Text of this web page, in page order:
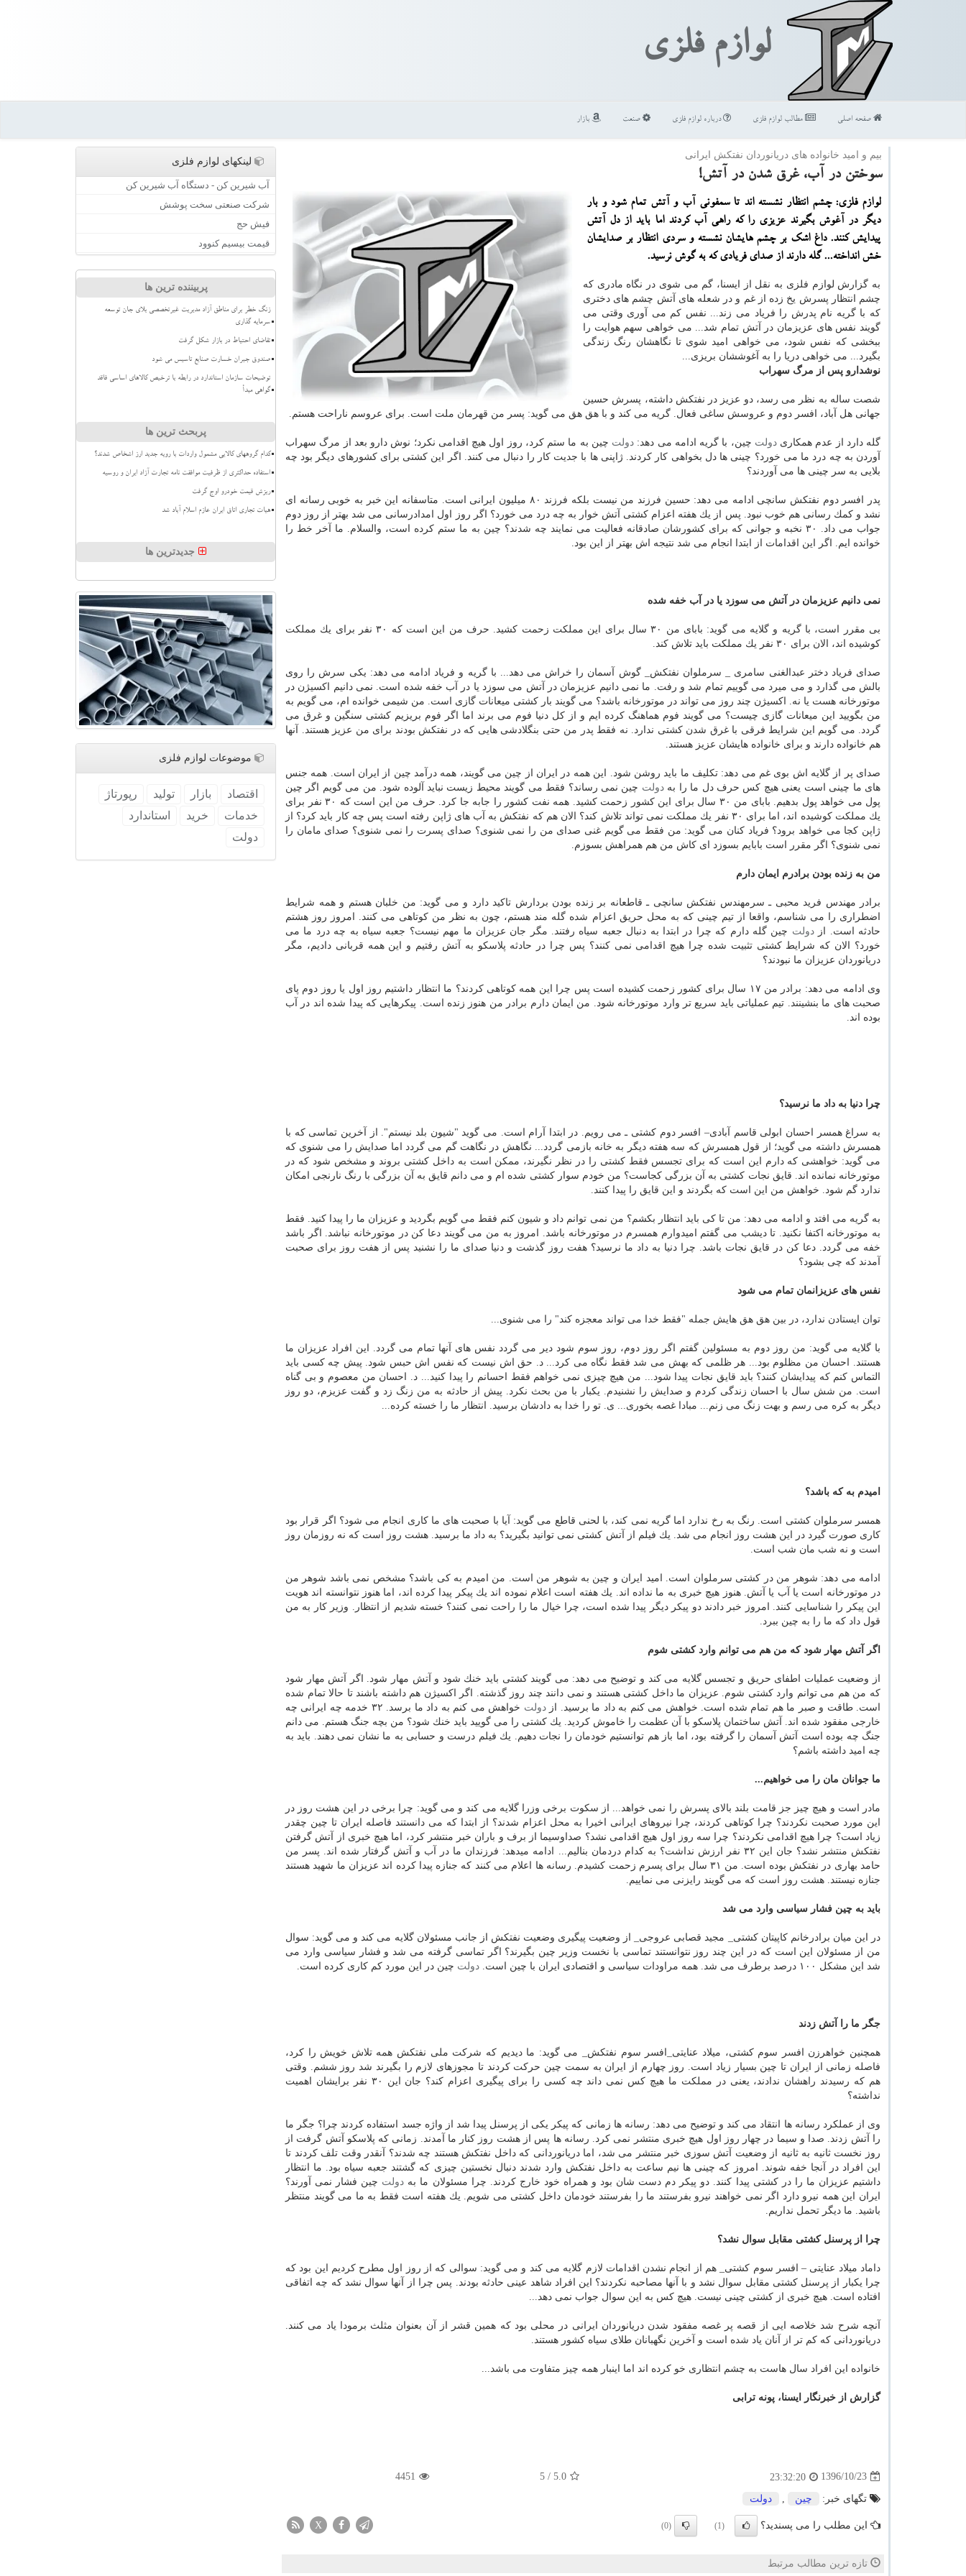
لوازم فلزی
صفحه اصلی مطالب لوازم فلزی درباره لوازم فلزی صنعت بازار
بیم و امید خانواده های دریانوردان نفتكش ایرانی
سوختن در آب، غرق شدن در آتش!
لوازم فلزی: چشم انتظار نشسته اند تا سمفونی آب و آتش تمام شود و بار
دیگر در آغوش بگیرند عزیزی را كه راهی آب كردند اما باید از دل آتش
پیدایش كنند. داغ اشك بر چشم هایشان نشسته و سردی انتظار بر صدایشان
خش انداخته... گله دارند از صدای فریادی كه به گوش نرسید.
به گزارش لوازم فلزی به نقل از ایسنا، گم می شوی در نگاه مادری كه
چشم انتظار پسرش یخ زده از غم و در شعله های آتش چشم های دختری
كه با گریه نام پدرش را فریاد می زند... نفس كم می آوری وقتی می
گویند نفس های عزیزمان در آتش تمام شد... می خواهی سهم هوایت را
ببخشی كه نفس شود، می خواهی امید شوی تا نگاهشان رنگ زندگی
بگیرد... می خواهی دریا را به آغوششان بریزی...
نوشدارو پس از مرگ سهراب
شصت ساله به نظر می رسد، دو عزیز در نفتكش داشته، پسرش حسین
جهانی هل آباد، افسر دوم و عروسش ساغی فعال. گریه می كند و با هق هق می گوید: پسر من قهرمان ملت است. برای عروسم ناراحت هستم.
گله دارد از عدم همكاریدولت چین، با گریه ادامه می دهد: دولت چین به ما ستم كرد، روز اول هیچ اقدامی نكرد؛ نوش دارو بعد از مرگ سهراب
آوردن به چه درد ما می خورد؟ چینی ها دل بخواهی كار كردند. ژاپنی ها با جدیت كار را دنبال می كنند. اگر این كشتی برای كشورهای دیگر بود چه
بلایی به سر چینی ها می آوردند؟
پدر افسر دوم نفتكش سانچی ادامه می دهد: حسین فرزند من نیست بلكه فرزند ۸۰ میلیون ایرانی است. متاسفانه این خبر به خوبی رسانه ای
نشد و كمك رسانی هم خوب نبود. پس از یك هفته اعزام كشتی آتش خوار به چه درد می خورد؟ اگر روز اول امدادرسانی می شد بهتر از روز دوم
جواب می داد. ۳۰ نخبه و جوانی كه برای كشورشان صادقانه فعالیت می نمایند چه شدند؟ چین به ما ستم كرده است، والسلام. ما آخر خط را
خوانده ایم. اگر این اقدامات از ابتدا انجام می شد نتیجه اش بهتر از این بود.
نمی دانیم عزیزمان در آتش می سوزد یا در آب خفه شده
بی مقرر است، با گریه و گلایه می گوید: بابای من ۳۰ سال برای این مملكت زحمت كشید. حرف من این است كه ۳۰ نفر برای یك مملكت
كوشیده اند، الان برای ۳۰ نفر یك مملكت باید تلاش كند.
صدای فریاد دختر عبدالغنی سامری _ سرملوان نفتكش_ گوش آسمان را خراش می دهد... با گریه و فریاد ادامه می دهد: یكی سرش را روی
بالش می گذارد و می میرد می گوییم تمام شد و رفت. ما نمی دانیم عزیزمان در آتش می سوزد یا در آب خفه شده است. نمی دانیم اكسیژن در
موتورخانه هست یا نه. اكسیژن چند روز می تواند در موتورخانه باشد؟ می گویند بار كشتی میعانات گازی است. من شیمی خوانده ام، می گویم به
من بگویید این میعانات گازی چیست؟ می گویند فوم هماهنگ كرده ایم و از كل دنیا فوم می برند اما اگر فوم بریزیم كشتی سنگین و غرق می
گردد. می گویم این شرایط فرقی با غرق شدن كشتی ندارد. نه فقط پدر من حتی بنگلادشی هایی كه در نفتكش بودند برای من عزیز هستند. آنها
هم خانواده دارند و برای خانواده هایشان عزیز هستند.
صدای پر از گلایه اش بوی غم می دهد: تكلیف ما باید روشن شود. این همه در ایران از چین می گویند، همه درآمد چین از ایران است. همه جنس
های ما چینی است یعنی هیچ كس حرف دل ما را بهدولت چین نمی رساند؟ فقط می گویند محیط زیست نباید آلوده شود. من می گویم اگر چین
پول می خواهد پول بدهیم. بابای من ۳۰ سال برای این كشور زحمت كشید. همه نفت كشور را جابه جا كرد. حرف من این است كه ۳۰ نفر برای
یك مملكت كوشیده اند، اما برای ۳۰ نفر یك مملكت نمی تواند تلاش كند؟ الان هم كه نفتكش به آب های ژاپن رفته است پس چه كار باید كرد؟ از
ژاپن كجا می خواهد برود؟ فریاد كنان می گوید: من فقط می گویم غنی صدای من را نمی شنوی؟ صدای پسرت را نمی شنوی؟ صدای مامان را
نمی شنوی؟ اگر مقرر است بابایم بسوزد ای كاش من هم همراهش بسوزم.
من به زنده بودن برادرم ایمان دارم
برادر مهندس فرید محبی ـ سرمهندس نفتكش سانچی ـ قاطعانه بر زنده بودن بردارش تاكید دارد و می گوید: من خلبان هستم و همه شرایط
اضطراری را می شناسم، واقعا از تیم چینی كه به محل حریق اعزام شده گله مند هستم، چون به نظر من كوتاهی می كنند. امروز روز هشتم
حادثه است. ازدولت چین گله دارم كه چرا در ابتدا به دنبال جعبه سیاه رفتند. مگر جان عزیزان ما مهم نیست؟ جعبه سیاه به چه درد ما می
خورد؟ الان كه شرایط كشتی تثبیت شده چرا هیچ اقدامی نمی كنند؟ پس چرا در حادثه پلاسكو به آتش رفتیم و این همه قربانی دادیم، مگر
دریانوردان عزیزان ما نبودند؟
وی ادامه می دهد: برادر من ۱۷ سال برای كشور زحمت كشیده است پس چرا این همه كوتاهی كردند؟ ما انتظار داشتیم روز اول یا روز دوم پای
صحبت های ما بنشینند. تیم عملیاتی باید سریع تر وارد موتورخانه شود. من ایمان دارم برادر من هنوز زنده است. پیكرهایی كه پیدا شده اند در آب
بوده اند.
چرا دنیا به داد ما نرسید؟
به سراغ همسر احسان ابولی قاسم آبادی– افسر دوم كشتی ـ می رویم. در ابتدا آرام است. می گوید "شیون بلد نیستم". از آخرین تماسی كه با
همسرش داشته می گوید؛ از قول همسرش كه سه هفته دیگر به خانه بازمی گردد... نگاهش در نگاهت گم می گردد اما صدایش را می شنوی كه
می گوید: خواهشی كه دارم این است كه برای تجسس فقط كشتی را در نظر نگیرند، ممكن است به داخل كشتی بروند و مشخص شود كه در
موتورخانه نمانده اند. قایق نجات كشتی به آن بزرگی كجاست؟ من خودم سوار كشتی شده ام و می دانم قایق به آن بزرگی با رنگ نارنجی امكان
ندارد گم شود. خواهش من این است كه بگردند و این قایق را پیدا كنند.
به گریه می افتد و ادامه می دهد: من تا كی باید انتظار بكشم؟ من نمی توانم داد و شیون كنم فقط می گویم بگردید و عزیزان ما را پیدا كنید. فقط
به موتورخانه اكتفا نكنید. تا دیشب می گفتم امیدوارم همسرم در موتورخانه باشد. امروز به من می گویند دعا كن در موتورخانه نباشد. اگر باشد
خفه می گردد. دعا كن در قایق نجات باشد. چرا دنیا به داد ما نرسید؟ هفت روز گذشت و دنیا صدای ما را نشنید پس از هفت روز برای صحبت
آمدند كه چی بشود؟
نفس های عزیزانمان تمام می شود
توان ایستادن ندارد، در بین هق هق هایش جمله "فقط خدا می تواند معجزه كند" را می شنوی...
با گلایه می گوید: من روز دوم به مسئولین گفتم اگر روز دوم، روز سوم شود دیر می گردد نفس های آنها تمام می گردد. این افراد عزیزان ما
هستند. احسان من مظلوم بود... هر ظلمی كه بهش می شد فقط نگاه می كرد... د. حق اش نیست كه نفس اش حبس شود. پیش چه كسی باید
التماس كنم كه پیدایشان كنند؟ باید قایق نجات پیدا شود... من هیچ چیزی نمی خواهم فقط احسانم را پیدا كنید... د. احسان من معصوم و بی گناه
است. من شش سال با احسان زندگی كردم و صدایش را نشنیدم. یكبار با من بحث نكرد. پیش از حادثه به من زنگ زد و گفت عزیزم، دو روز
دیگر به كره می رسم و بهت زنگ می زنم... مبادا غصه بخوری... ی. تو را خدا به دادشان برسید. انتظار ما را خسته كرده...
امیدم به كه باشد؟
همسر سرملوان كشتی است. رنگ به رخ ندارد اما گریه نمی كند، با لحنی قاطع می گوید: آیا با صحبت های ما كاری انجام می شود؟ اگر قرار بود
كاری صورت گیرد در این هشت روز انجام می شد. یك فیلم از آتش كشتی نمی توانید بگیرید؟ به داد ما برسید. هشت روز است كه نه روزمان روز
است و نه شب مان شب است.
ادامه می دهد: شوهر من در كشتی سرملوان است. امید ایران و چین به شوهر من است. من امیدم به كی باشد؟ مشخص نمی باشد شوهر من
در موتورخانه است یا آب یا آتش. هنوز هیچ خبری به ما نداده اند. یك هفته است اعلام نموده اند یك پیكر پیدا كرده اند، اما هنوز نتوانسته اند هویت
این پیكر را شناسایی كنند. امروز خبر دادند دو پیكر دیگر پیدا شده است، چرا خیال ما را راحت نمی كنند؟ خسته شدیم از انتظار. وزیر كار به من
قول داد كه ما را به چین ببرد.
اگر آتش مهار شود كه من هم می توانم وارد كشتی شوم
از وضعیت عملیات اطفای حریق و تجسس گلایه می كند و توضیح می دهد: می گویند كشتی باید خنك شود و آتش مهار شود. اگر آتش مهار شود
كه من هم می توانم وارد كشتی شوم. عزیزان ما داخل كشتی هستند و نمی دانند چند روز گذشته. اگر اكسیژن هم داشته باشند تا حالا تمام شده
است. طاقت و صبر ما هم تمام شده است. خواهش می كنم به داد ما برسید. ازدولت
خواهش می كنم به داد ما برسد. ۳۲ خدمه چه ایرانی چه
خارجی مفقود شده اند. آتش ساختمان پلاسكو با آن عظمت را خاموش كردید. یك كشتی را می گویید باید خنك شود؟ من بچه جنگ هستم. می دانم
جنگ چه بوده است آتش آسمان را گرفته بود، اما باز هم توانستیم خودمان را نجات دهیم. یك فیلم درست و حسابی به ما نشان نمی دهند. باید به
چه امید داشته باشم؟
ما جوانان مان را می خواهیم...
مادر است و هیچ چیز جز قامت بلند بالای پسرش را نمی خواهد... از سكوت برخی وزرا گلایه می كند و می گوید: چرا برخی در این هشت روز در
این مورد صحبت نكردند؟ چرا كوتاهی كردند، چرا نیروهای ایرانی اخیرا به محل اعزام شدند؟ از ابتدا كه می دانستند فاصله ایران تا چین چقدر
زیاد است؟ چرا هیچ اقدامی نكردند؟ چرا سه روز اول هیچ اقدامی نشد؟ صداوسیما از برف و باران خبر منتشر كرد، اما هیچ خبری از آتش گرفتن
نفتكش منتشر نشد؟ جان این ۳۲ نفر ارزش نداشت؟ به كدام دردمان بنالیم... ادامه میدهد: فرزندان ما در آب و آتش گرفتار شده اند. پسر من
حامد بهاری در نفتكش بوده است. من ۳۱ سال برای پسرم زحمت كشیدم. رسانه ها اعلام می كنند كه جنازه پیدا كرده اند عزیزان ما شهید هستند
جنازه نیستند. هشت روز است كه می گویند رایزنی می نماییم.
باید به چین فشار سیاسی وارد می شد
در این میان برادرخانم كاپیتان كشتی_ مجید قصابی عروجی_ از وضعیت پیگیری وضعیت نفتكش از جانب مسئولان گلایه می كند و می گوید: سوال
من از مسئولان این است كه در این چند روز نتوانستند تماسی با نخست وزیر چین بگیرند؟ اگر تماسی گرفته می شد و فشار سیاسی وارد می
شد این مشكل ۱۰۰ درصد برطرف می شد. همه مراودات سیاسی و اقتصادی ایران با چین است.
دولت چین در این مورد كم كاری كرده است.
جگر ما را آتش زدند
همچنین خواهرزن افسر سوم كشتی، میلاد عنایتی_افسر سوم نفتكش_ می گوید: ما دیدیم كه شركت ملی نفتكش همه تلاش خویش را كرد،
فاصله زمانی از ایران تا چین بسیار زیاد است. روز چهارم از ایران به سمت چین حركت كردند تا مجوزهای لازم را بگیرند شد روز ششم. وقتی
هم كه رسیدند راهشان ندادند، یعنی در مملكت ما هیچ كس نمی داند چه كسی را برای پیگیری اعزام كند؟ جان این ۳۰ نفر برایشان اهمیت
نداشته؟
وی از عملكرد رسانه ها انتقاد می كند و توضیح می دهد: رسانه ها زمانی كه پیكر یكی از پرسنل پیدا شد از واژه جسد استفاده كردند چرا؟ جگر ما
را آتش زدند. صدا و سیما در چهار روز اول هیچ خبری منتشر نمی كرد. رسانه ها پس از هشت روز كنار ما آمدند. زمانی كه پلاسكو آتش گرفت از
روز نخست ثانیه به ثانیه از وضعیت آتش سوزی خبر منتشر می شد، اما دریانوردانی كه داخل نفتكش هستند چه شدند؟ آنقدر وقت تلف كردند تا
این افراد در آنجا خفه شوند. امروز كه چینی ها نیم ساعت به داخل نفتكش وارد شدند دنبال نخستین چیزی كه گشتند جعبه سیاه بود. ما انتظار
داشتیم عزیزان ما را در كشتی پیدا كنند. دو پیكر دم دست شان بود و همراه خود خارج كردند. چرا مسئولان ما به دولت چین فشار نمی آورند؟
ایران این همه نیرو دارد اگر نمی خواهند نیرو بفرستند ما را بفرستند خودمان داخل كشتی می شویم. یك هفته است فقط به ما می گویند منتظر
باشید. ما دیگر تحمل نداریم.
چرا از پرسنل كشتی مقابل سوال نشد؟
داماد میلاد عنایتی – افسر سوم كشتی_ هم از انجام نشدن اقدامات لازم گلایه می كند و می گوید: سوالی كه از روز اول مطرح كردیم این بود كه
چرا یكبار از پرسنل كشتی مقابل سوال نشد و با آنها مصاحبه نكردند؟ این افراد شاهد عینی حادثه بودند. پس چرا از آنها سوال نشد كه چه اتفاقی
افتاده است. هیچ خبری از كشتی چینی نیست. هیچ كس به این سوال جواب نمی دهد...
آنچه شرح شد خلاصه ایی از قصه پر غصه مفقود شدن دریانوردان ایرانی در محلی بود كه همین قشر از آن بعنوان مثلث برمودا یاد می كنند.
دریانوردانی كه كم تر از آنان یاد شده است و آخرین نگهبانان طلای سیاه كشور هستند.
خانواده این افراد سال هاست به چشم انتظاری خو كرده اند اما اینبار همه چیز متفاوت می باشد...
گزارش از خبرنگار ایسنا، پونه ترابی
1396/10/23
23:32:20
5.0
/ 5
4451
تگهای خبر: چین دولت
این مطلب را می پسندید؟ (1)
(0)
X
تازه ترین مطالب مرتبط
لینکهای لوازم فلزی
آب شیرین کن - دستگاه آب شیرین کن
شرکت صنعتی سخت پوشش
فیش حج
قیمت بیسیم کنوود
پربیننده ترین ها
زنگ خطر برای مناطق آزاد مدیریت غیرتخصصی بلای جان توسعه
سرمایه گذاری
تقاضای احتیاط در بازار شکل گرفت
صندوق جبران خسارت صنایع تاسیس می شود
توضیحات سازمان استاندارد در رابطه با ترخیص کالاهای اساسی فاقد
گواهی مبدأ
پربحث ترین ها
کدام گروههای کالایی مشمول واردات با رویه جدید ارز اشخاص شدند؟
استفاده حداکثری از ظرفیت موافقت نامه تجارت آزاد ایران و روسیه
ریزش قیمت خودرو اوج گرفت
هیات تجاری اتاق ایران عازم اسلام آباد شد
جدیدترین ها
موضوعات لوازم فلزی
اقتصاد بازار تولید
رپورتاژ
خدمات
خرید
استاندارد
دولت